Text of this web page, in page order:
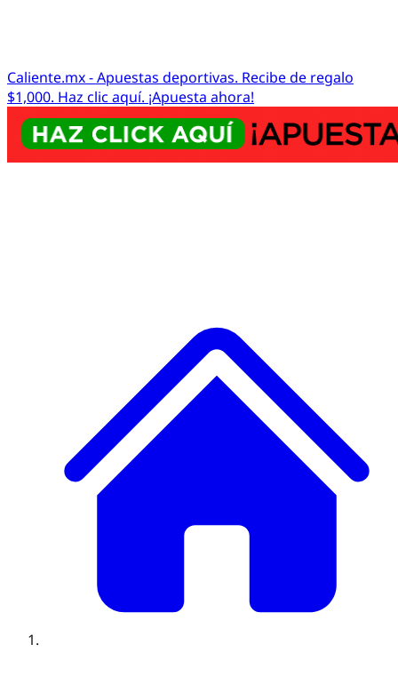
Caliente.mx - Apuestas deportivas. Recibe de regalo
$1,000. Haz clic aquí. ¡Apuesta ahora!